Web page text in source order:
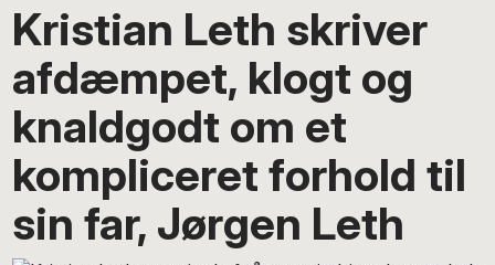
Kristian Leth skriver
afdæmpet, klogt og
knaldgodt om et
kompliceret forhold til
sin far, Jørgen Leth